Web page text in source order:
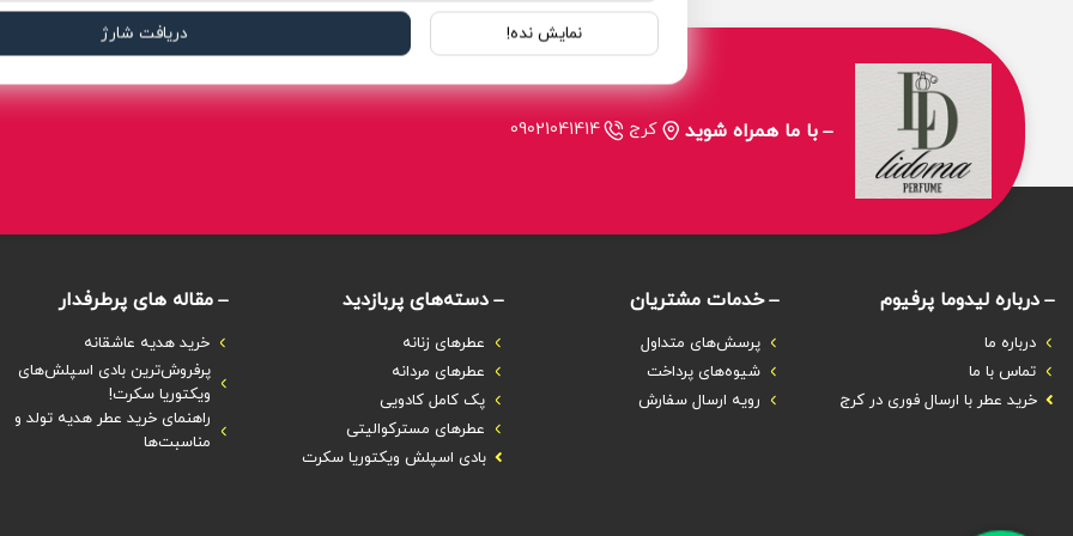
با ما همراه شوید کرج 09021041414
درباره‌ لیدوما پرفیوم
درباره‌ ما
تماس با ما
خرید عطر با ارسال فوری در کرج
خدمات مشتریان
پرسش‌های متداول
شیوه‌های پرداخت
رویه ارسال سفارش‌
دسته‌های پربازدید
عطرهای زنانه
عطرهای مردانه
پک کامل کادویی
عطرهای مسترکوالیتی
بادی اسپلش ویکتوریا سکرت
مقاله های پرطرفدار
خرید هدیه عاشقانه
پرفروش‌ترین بادی اسپلش‌های
ویکتوریا سکرت!
راهنمای خرید عطر هدیه تولد و
مناسبت‌ها
نمایش نده! دریافت شارژ